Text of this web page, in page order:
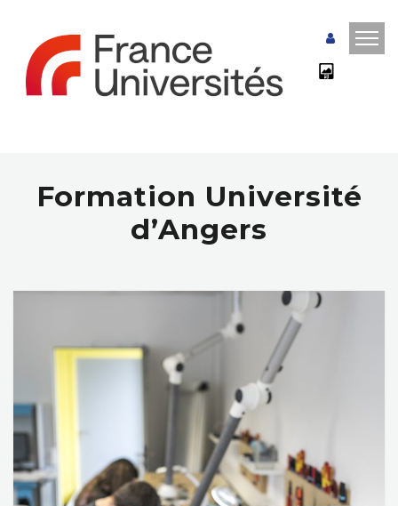
Formation Université
d’Angers